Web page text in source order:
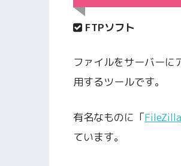
FTPソフト
ファイルをサーバーに
用するツールです。
有名なものに「FileZilla
ています。